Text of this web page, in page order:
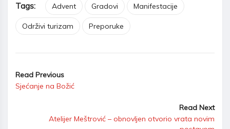
Tags: Advent Gradovi Manifestacije
Održivi turizam Preporuke
Read Previous
Sjećanje na Božić
Read Next
Atelijer Meštrović – obnovljen otvorio vrata novim